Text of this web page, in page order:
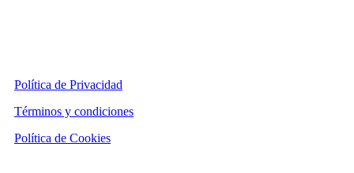
Política de Privacidad
Términos y condiciones
Política de Cookies